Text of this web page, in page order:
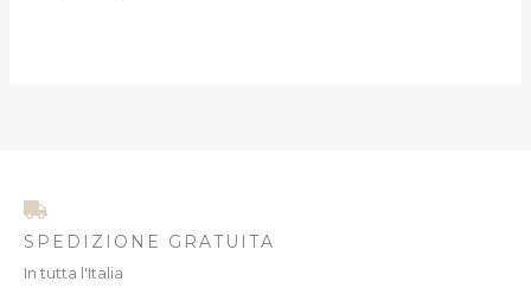
SPEDIZIONE GRATUITA
In tutta l'Italia